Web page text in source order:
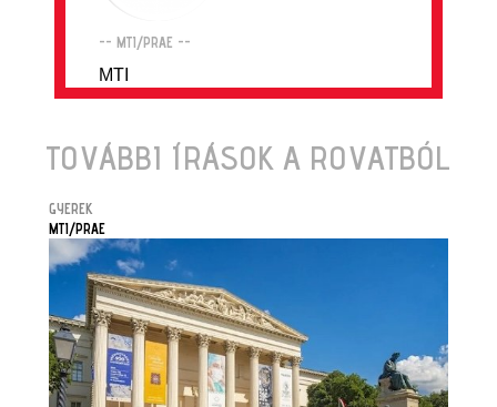
-- MTI/PRAE --
MTI
TOVÁBBI ÍRÁSOK A ROVATBÓL
GYEREK
MTI/PRAE